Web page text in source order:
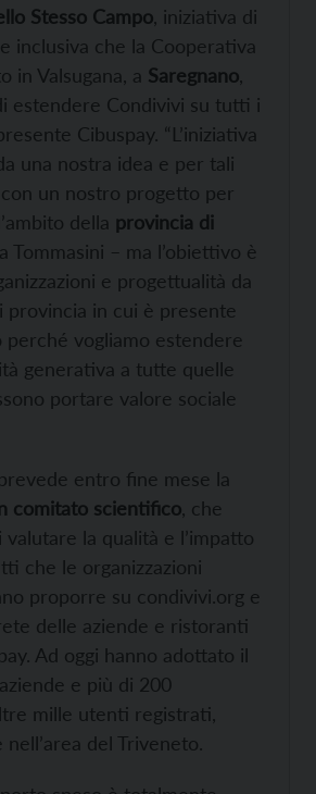
Stesso Campo , iniziativa di
inclusiva che la Cooperativa
in Valsugana, a Saregnano
estendere Condivivi su tutti i
Cibuspay. “L’iniziativa
una nostra idea e per tali
un nostro progetto per
della provincia di
Tommasini – ma l’obiettivo è
e progettualità da
provincia in cui è presente
perché vogliamo estendere
generativa a tutte quelle
portare valore sociale
entro fine mese la
comitato scientifico , che
la qualità e l’impatto
che le organizzazioni
proporre su condivivi.org e
delle aziende e ristoranti
Ad oggi hanno adottato il
e più di 200
mille utenti registrati,
del Triveneto.